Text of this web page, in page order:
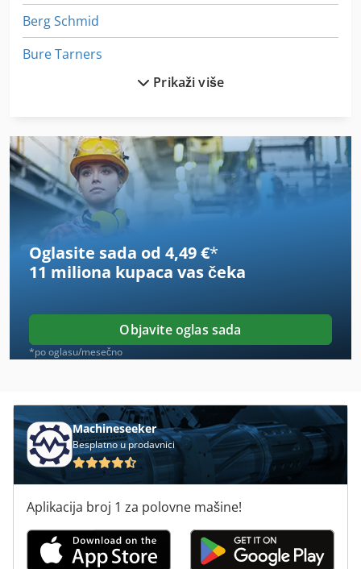
Berg Schmid
Bure Tarners
Hbm
Hbm 480
Henk
Henschel Motor
Hhs
Kba
Mabeg
Sbb
Sbd
Schaefer
Schelling Skb
Schroeder
Prikaži više
Oglasite sada od 4,49 €*
11 miliona kupaca vas čeka
Objavite oglas sada
*po oglasu/mesečno
Machineseeker
Besplatno u prodavnici
Aplikacija broj 1 za polovne mašine!